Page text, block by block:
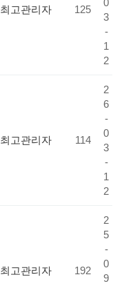
최고관리자 125
0
3
-
1
2
최고관리자 114
2
6
-
0
3
-
1
2
최고관리자 192
2
5
-
0
9